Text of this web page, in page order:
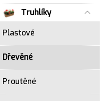
Truhlíky
Plastové
Dřevěné
Proutěné